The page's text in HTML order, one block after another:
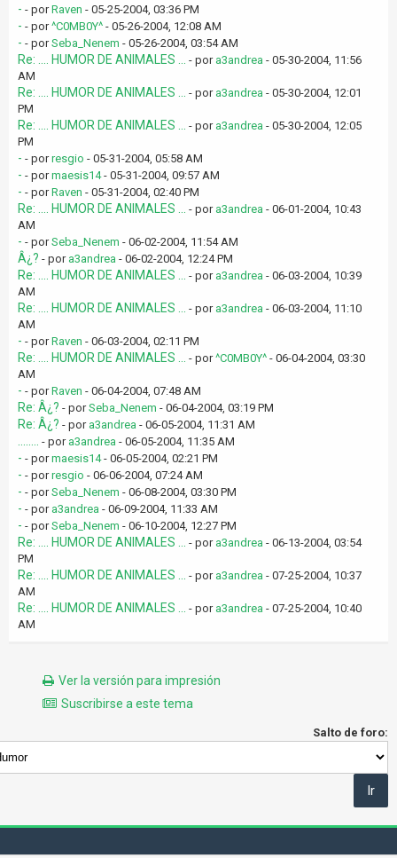
- - porRaven - 05-25-2004, 03:36 PM
- - por^C0MB0Y^ - 05-26-2004, 12:08 AM
- - porSeba_Nenem - 05-26-2004, 03:54 AM
Re: .... HUMOR DE ANIMALES ... - por a3andrea - 05-30-2004, 11:56
AM
Re: .... HUMOR DE ANIMALES ... - por a3andrea - 05-30-2004, 12:01
PM
Re: .... HUMOR DE ANIMALES ... - por a3andrea - 05-30-2004, 12:05
PM
- - porresgio - 05-31-2004, 05:58 AM
- - pormaesis14- 05-31-2004, 09:57 AM
- - porRaven - 05-31-2004, 02:40 PM
Re: .... HUMOR DE ANIMALES ... - por a3andrea - 06-01-2004, 10:43
AM
- - porSeba_Nenem - 06-02-2004, 11:54 AM
Â¿? - por a3andrea - 06-02-2004, 12:24 PM
Re: .... HUMOR DE ANIMALES ... - por a3andrea - 06-03-2004, 10:39
AM
Re: .... HUMOR DE ANIMALES ... - por a3andrea - 06-03-2004, 11:10
AM
- - porRaven - 06-03-2004, 02:11 PM
Re: .... HUMOR DE ANIMALES ... - por^C0MB0Y^ - 06-04-2004, 03:30
AM
- - porRaven - 06-04-2004, 07:48 AM
Re: Â¿? - porSeba_Nenem - 06-04-2004, 03:19 PM
Re: Â¿? - por a3andrea - 06-05-2004, 11:31 AM
- por a3andrea - 06-05-2004, 11:35 AM
- - pormaesis14- 06-05-2004, 02:21 PM
- - porresgio - 06-06-2004, 07:24 AM
- - porSeba_Nenem - 06-08-2004, 03:30 PM
- - por a3andrea - 06-09-2004, 11:33 AM
- - porSeba_Nenem - 06-10-2004, 12:27 PM
Re: .... HUMOR DE ANIMALES ... - por a3andrea - 06-13-2004, 03:54
PM
Re: .... HUMOR DE ANIMALES ... - por a3andrea - 07-25-2004, 10:37
AM
Re: .... HUMOR DE ANIMALES ... - por a3andrea - 07-25-2004, 10:40
AM
Ver la versión para impresión
Suscribirse a este tema
Salto de foro: